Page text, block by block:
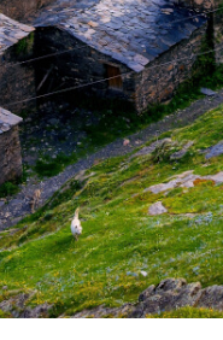
→
→
→